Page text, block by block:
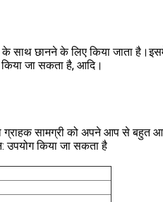
छानने के लिए किया जाता
जा सकता है, आदि।
ग्राहक सामग्री को अपने आप से बहुत
किया जा सकता है